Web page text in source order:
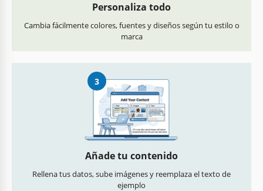
Personaliza todo
Cambia fácilmente colores, fuentes y diseños según tu estilo o
marca
3
Añade tu contenido
Rellena tus datos, sube imágenes y reemplaza el texto de
ejemplo